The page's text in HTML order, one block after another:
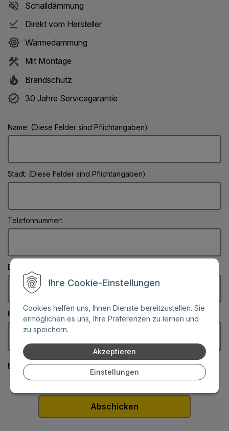
Ihre Cookie-Einstellungen
Cookies helfen uns, Ihnen Dienste bereitzustellen. Sie
ermöglichen es uns, Ihre Präferenzen zu lernen und
zu speichern.
Akzeptieren
Einstellungen
Schalldämmung
Direkt vom Hersteller
Wärmedämmung
Mit Montage
Brandschutz
30 Jahre Servicegarantie
Name: (Diese Felder sind Pflichtangaben)
Stadt: (Diese Felder sind Pflichtangaben)
Telefonnummer:
E-Mail: (Diese Felder sind Pflichtangaben)
Ihre Nachricht: (Diese Felder sind Pflichtangaben)
Bitte beachten Sie auch unsereDatenschutzbedingungen